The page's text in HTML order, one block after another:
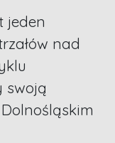
jeden
nad
swoją